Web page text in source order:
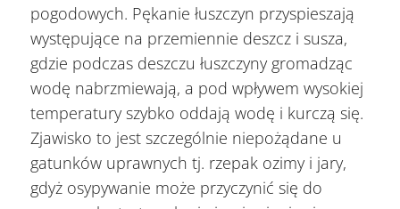
pogodowych. Pękanie łuszczyn przyspieszają
występujące na przemiennie deszcz i susza,
gdzie podczas deszczu łuszczyny gromadząc
wodę nabrzmiewają, a pod wpływem wysokiej
temperatury szybko oddają wodę i kurczą się.
Zjawisko to jest szczególnie niepożądane u
gatunków uprawnych tj. rzepak ozimy i jary,
gdyż osypywanie może przyczynić się do